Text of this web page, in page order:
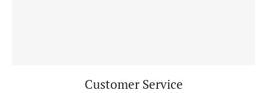
Customer Service